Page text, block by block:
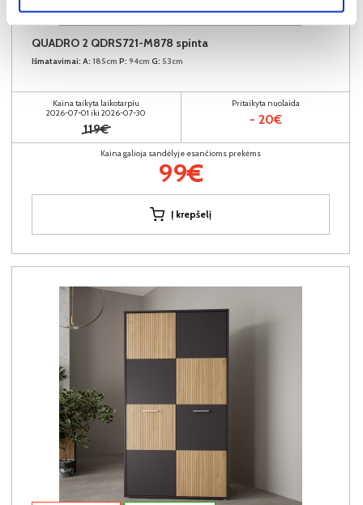
IŠPARDAVIMAS YRA SANDĖLYJE
QUADRO 2 QDRS721-M878 spinta
Išmatavimai: A: 185cm P: 94cm G: 53cm
Kaina taikyta laikotarpiu
2026-07-01 iki 2026-07-30
119€
Pritaikyta nuolaida
- 20€
Kaina galioja sandėlyje esančioms prekėms
99€
Į krepšelį